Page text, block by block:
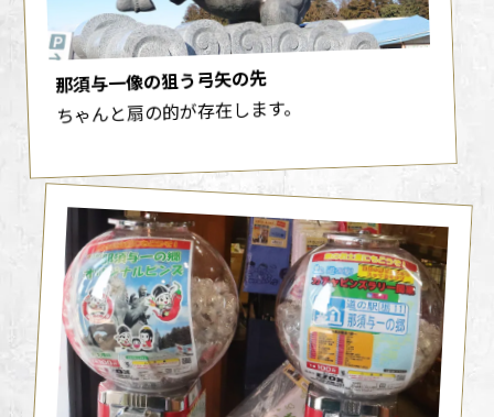
那須与一像の狙う弓矢の先
ちゃんと扇の的が存在します。